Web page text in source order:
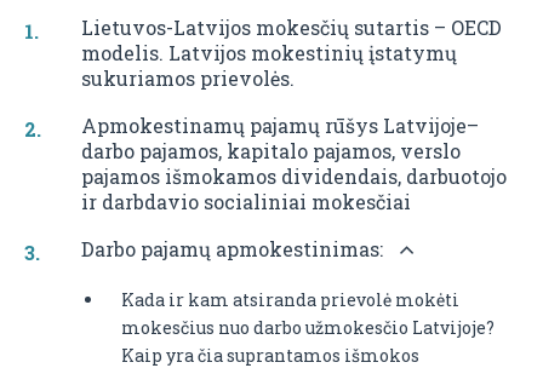
Lietuvos-Latvijos mokesčių sutartis – OECD
modelis. Latvijos mokestinių įstatymų
sukuriamos prievolės.
Apmokestinamų pajamų rūšys Latvijoje–
darbo pajamos, kapitalo pajamos, verslo
pajamos išmokamos dividendais, darbuotojo
ir darbdavio socialiniai mokesčiai
Darbo pajamų apmokestinimas:
Kada ir kam atsiranda prievolė mokėti
mokesčius nuo darbo užmokesčio Latvijoje?
Kaip yra čia suprantamos išmokos